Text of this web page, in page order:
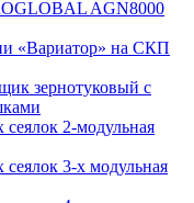
AGN8000
«Вариатор» на СКП
зернотуковый с
2-модульная
3-х модульная